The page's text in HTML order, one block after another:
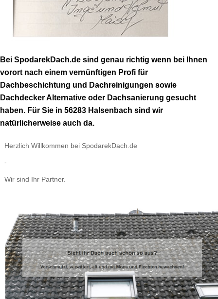
Bei SpodarekDach.de sind genau richtig wenn bei Ihnen
vorort nach einem vernünftigen Profi für
Dachbeschichtung und Dachreinigungen sowie
Dachdecker Alternative oder Dachsanierung gesucht
haben. Für Sie in 56283 Halsenbach sind wir
natürlicherweise auch da.
Herzlich Willkommen bei SpodarekDach.de
-
Wir sind Ihr Partner.